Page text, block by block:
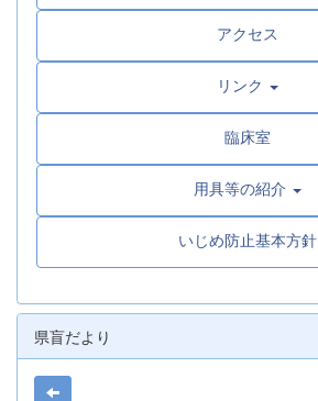
アクセス
リンク
臨床室
用具等の紹介
いじめ防止基本方針
県盲だより